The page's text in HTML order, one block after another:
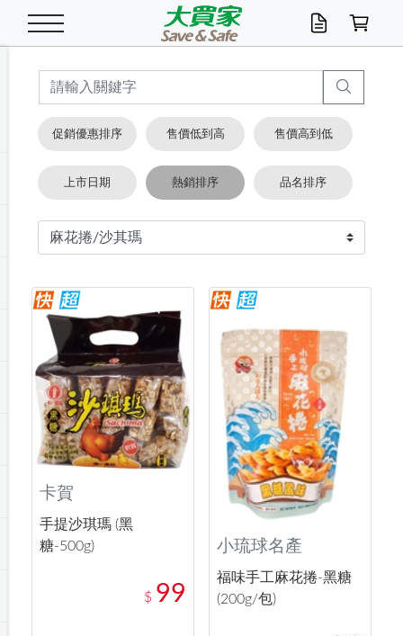
米/五穀/濃湯 米/糙米
五穀/南北貨
湯類/湯塊
油/調味料
食用油
醬油.油膏.蠔油
泡麵 / 麵條
包麵
碗麵/義大利麵
麵條/快煮麵/米粉
魚罐
醬菜/玉米罐
點心罐
休閒零嘴 初一十五拜拜懶
零嘴
堅果/海苔
美味餅乾
餅乾
糕餅/點心
糖果/巧克力
糖果/蜜餞/果凍
巧克力
茶飲料
果汁咖啡
碳酸/礦泉水
機能飲料
箱購飲料
養生保健/常備品 雞精/飲品
機能保健
▶保健品牌推薦
奶粉/穀麥片
奶粉
麥片/玉米片
沖調穀粉/隨手包
特色茶品
綠茶
紅茶
奶茶/花草茶
黑糖桂圓/蜂蜜醋
即溶咖啡
咖啡豆/粉/濾掛
可可/糖/奶精
沐浴乳香皂 沐浴乳
香皂/洗手乳
美髮造型
洗髮/護髮
造型髮品
口腔清潔
牙 刷
牙膏/漱口水
潔顏產品
卸妝/粉刺調理
開架/身體保養
臉部保養
面/眼膜
鍋具/飲水/廚房 鍋具/餐具
保鮮/微波
掃除用具/照明/五金
掃除/清潔用具
洗衣/曬衣用具
電池/延長線
修繕/五金/祭祀
傢飾/收納/衛浴
寢具/家具
收納用品
衛浴/毛巾
寵物食品
寵物清潔/百貨
衛生紙/濕巾 抽取衛生紙/濕巾
廚房紙巾/平版/
箱購免運區
衣物清潔
洗衣精
洗衣粉/皂
漂白水/柔軟精
居家清潔
廚房/餐具清潔
浴廁/水管清潔
居家清潔/除濕芳
衛生棉
成人/嬰兒紙尿褲
箱購免運區
嬰兒尿布
成人紙尿褲
廚房家電 料理鍋具
烤箱/微波/電磁爐
快煮壺/烘碗機
季節家電
除濕/清淨機
風扇/防蚊家電
生活家電
除塵家電
美容家電
電腦周邊
數位週邊
手機/平板周邊
文具/辦公用品 文具用品
辦公文具/收納
玩具/擺設小物
汽機車百貨
機車/腳踏車百貨
汽車百貨
休閒/運動
戶外/休閒用品
健身/按摩/瑜珈
測量/護具/其他
服飾內著
配件
男/女/機能包
冷凍免運 生鮮食品
調理食品
箱購免運
食品免運
清潔用品免運
居家/汽百用品
主題專區
季節活動
店長推薦
這夏不怕熱
促銷優惠排序 售價低到高 售價高到低
上市日期 熱銷排序 品名排序
卡賀
手提沙琪瑪 (黑
糖-500g)
$ 99
小琉球名產
福味手工麻花捲-黑糖
(200g/包)